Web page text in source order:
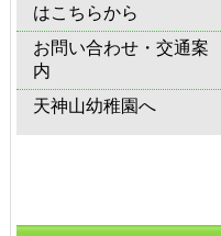
はこちらから
お問い合わせ・交通案
内
天神山幼稚園へ